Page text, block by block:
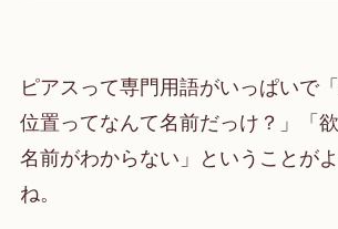
ピアスって専門用語がいっぱいで
位置ってなんて名前だっけ？」「
名前がわからない」ということが
ね。